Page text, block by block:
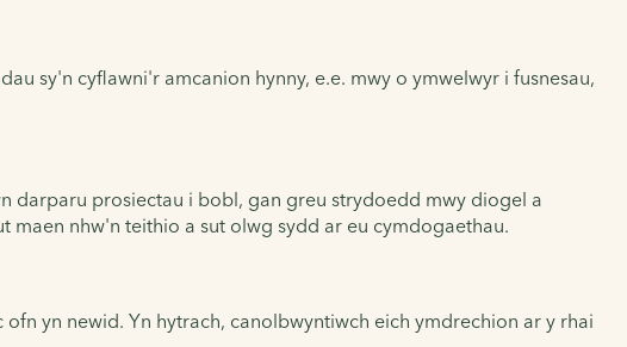
sy'n cyflawni'r amcanion hynny, e.e. mwy o ymwelwyr i fusnesau,
darparu prosiectau i bobl, gan greu strydoedd mwy diogel a
nhw'n teithio a sut olwg sydd ar eu cymdogaethau.
yn newid. Yn hytrach, canolbwyntiwch eich ymdrechion ar y rhai